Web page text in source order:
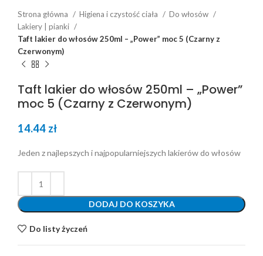
Strona główna Higiena i czystość ciała
Do włosów
Lakiery | pianki
Taft lakier do włosów 250ml – „Power” moc 5 (Czarny z
Czerwonym)
Taft lakier do włosów 250ml – „Power”
moc 5 (Czarny z Czerwonym)
14.44 zł
Jeden z najlepszych i najpopularniejszych lakierów do włosów
DODAJ DO KOSZYKA
Do listy życzeń